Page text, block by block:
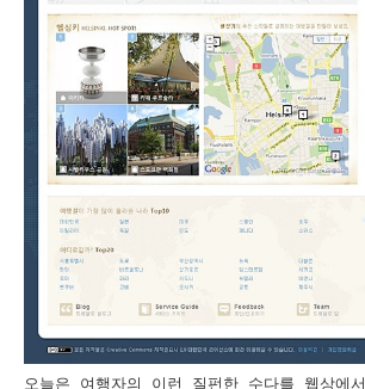
오늘은 여행자의 이런 질펀한 수다를 웹상에